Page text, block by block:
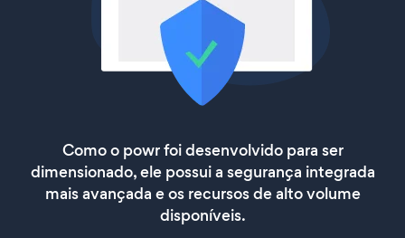
Como o powr foi desenvolvido para ser
dimensionado, ele possui a segurança integrada
mais avançada e os recursos de alto volume
disponíveis.